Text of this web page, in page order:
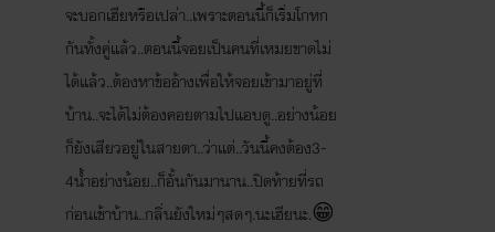
จะบอกเฮียหรือเปล่า..เพราะตอนนี้ก็เริ่มโกหก
กันทั้งคู่แล้ว..ตอนนี้จอยเป็นคนที่เหมยขาดไม่
ได้แล้ว..ต้องหาข้ออ้างเพื่อให้จอยเข้ามาอยู่ที่
บ้าน..จะได้ไม่ต้องคอยตามไปแอบดู..อย่างน้อย
ก็ยังเสียวอยู่ในสายตา..ว่าแต่..วันนี้คงต้อง3-
4น้ำอย่างน้อย..ก็อั้นกันมานาน..ปิดท้ายที่รถ
ก่อนเข้าบ้าน..กลิ่นยังใหม่ๆสดๆ.นะเฮียนะ.😁